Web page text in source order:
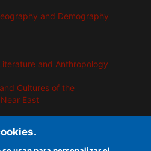
and Demography
and Anthropology
Cultures of the
East
and Goods